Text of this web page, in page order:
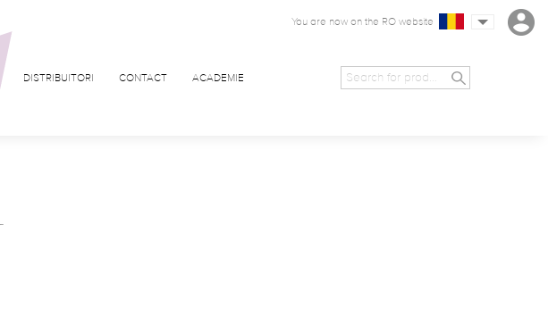
DISTRIBUITORI CONTACT ACADEMIE
You are now on the RO website